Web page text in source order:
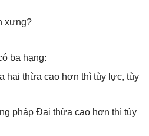
xưng?
ba hạng:
hai thừa cao hơn thì tùy lực, tùy
pháp Đại thừa cao hơn thì tùy